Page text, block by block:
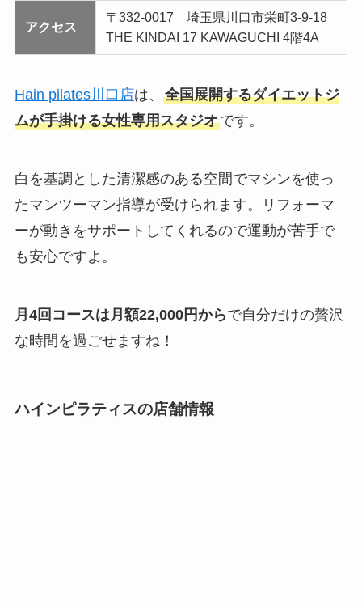
アクセス
〒332-0017 埼玉県川口市栄町3-9-18
THE KINDAI 17 KAWAGUCHI 4階4A
Hain pilates川口店は、 全国展開するダイエットジ
ムが手掛ける女性専用スタジオです。
白を基調とした清潔感のある空間でマシンを使っ
たマンツーマン指導が受けられます。リフォーマ
ーが動きをサポートしてくれるので運動が苦手で
も安心ですよ。
月4回コースは月額22,000円からで自分だけの贅沢
な時間を過ごせますね！
ハインピラティスの店舗情報